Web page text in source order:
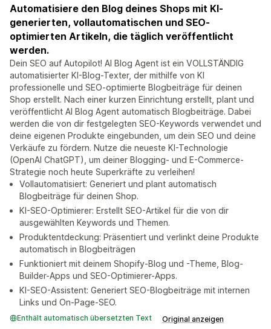
Automatisiere den Blog deines Shops mit KI-
generierten, vollautomatischen und SEO-
optimierten Artikeln, die täglich veröffentlicht
werden.
Dein SEO auf Autopilot! AI Blog Agent ist ein VOLLSTÄNDIG
automatisierter KI-Blog-Texter, der mithilfe von KI
professionelle und SEO-optimierte Blogbeiträge für deinen
Shop erstellt. Nach einer kurzen Einrichtung erstellt, plant und
veröffentlicht AI Blog Agent automatisch Blogbeiträge. Dabei
werden die von dir festgelegten SEO-Keywords verwendet und
deine eigenen Produkte eingebunden, um dein SEO und deine
Verkäufe zu fördern. Nutze die neueste KI-Technologie
(OpenAI ChatGPT), um deiner Blogging- und E-Commerce-
Strategie noch heute Superkräfte zu verleihen!
Vollautomatisiert: Generiert und plant automatisch
Blogbeiträge für deinen Shop.
KI-SEO-Optimierer: Erstellt SEO-Artikel für die von dir
ausgewählten Keywords und Themen.
Produktentdeckung: Präsentiert und verlinkt deine Produkte
automatisch in Blogbeiträgen
Funktioniert mit deinem Shopify-Blog und -Theme, Blog-
Builder-Apps und SEO-Optimierer-Apps.
KI-SEO-Assistent: Generiert SEO-Blogbeiträge mit internen
Links und On-Page-SEO.
Enthält automatisch übersetzten Text Original anzeigen